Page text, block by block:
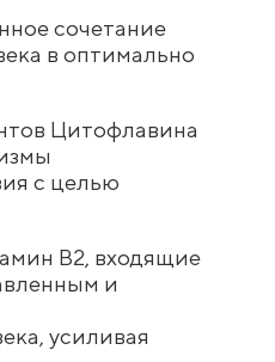
сочетание
в оптимально
Цитофлавина
с целью
В2, входящие
и
усиливая